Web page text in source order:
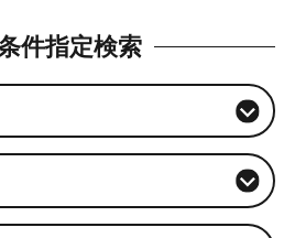
件指定検索